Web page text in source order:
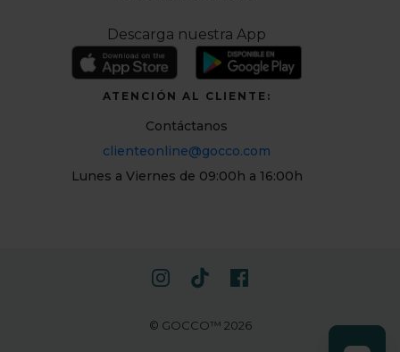
Descarga nuestra App
ATENCIÓN AL CLIENTE:
Contáctanos
clienteonline@gocco.com
Lunes a Viernes de 09:00h a 16:00h
© GOCCO™ 2026